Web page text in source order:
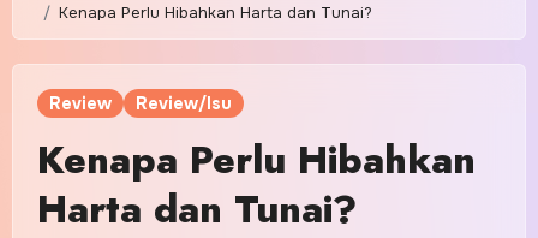
Kenapa Perlu Hibahkan Harta dan Tunai?
Review Review/Isu
Kenapa Perlu Hibahkan
Harta dan Tunai?